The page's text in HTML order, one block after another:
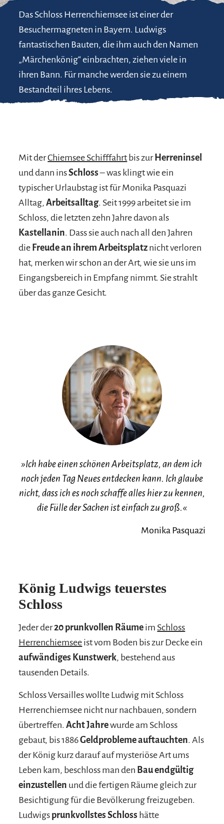
Das Schloss Herrenchiemsee ist einer der
Besuchermagneten in Bayern. Ludwigs
fantastischen Bauten, die ihm auch den Namen
„Märchenkönig“ einbrachten, ziehen viele in
ihren Bann. Für manche werden sie zu einem
Bestandteil ihres Lebens.
Mit derChiemsee Schifffahrt bis zurHerreninsel
und dann insSchloss– was klingt wie ein
typischer Urlaubstag ist für Monika Pasquazi
Alltag,Arbeitsalltag. Seit 1999 arbeitet sie im
Schloss, die letzten zehn Jahre davon als
Kastellanin. Dass sie auch nach all den Jahren
die Freude an ihrem Arbeitsplatz nicht verloren
hat, merken wir schon an der Art, wie sie uns im
Eingangsbereich in Empfang nimmt. Sie strahlt
über das ganze Gesicht.
»Ich habe einen schönen Arbeitsplatz, an dem ich
noch jeden Tag Neues entdecken kann. Ich glaube
nicht, dass ich es noch schaffe alles hier zu kennen,
die Fülle der Sachen ist einfach zu groß.«
Monika Pasquazi
König Ludwigs teuerstes
Schloss
Jeder der20 prunkvollen Räume im Schloss
Herrenchiemsee ist vom Boden bis zur Decke ein
aufwändiges Kunstwerk, bestehend aus
tausenden Details.
Schloss Versailles wollte Ludwig mit Schloss
Herrenchiemsee nicht nur nachbauen, sondern
übertreffen.Acht Jahrewurde am Schloss
gebaut, bis 1886Geldprobleme auftauchten. Als
der König kurz darauf auf mysteriöse Art ums
Leben kam, beschloss man den Bau endgültig
einzustellen und die fertigen Räume gleich zur
Besichtigung für die Bevölkerung freizugeben.
Ludwigs prunkvollstes Schloss hätte